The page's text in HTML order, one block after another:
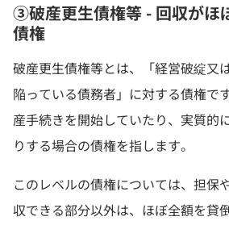
③破産更生債権等 - 回収がほ
債権
破産更生債権等とは、「経営破綻又
陥っている債務者」に対する債権で
産手続きを開始していたり、実質的
りする場合の債権を指します。
このレベルの債権については、担保
収できる部分以外は、ほぼ全額を貸